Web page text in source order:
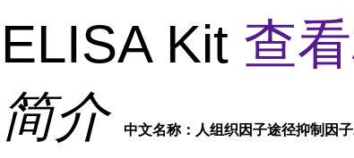
ELISA Kit 查
简介
中文名称：人组织因子途径抑制因